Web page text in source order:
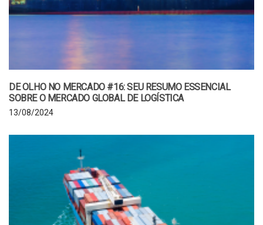
DE OLHO NO MERCADO #16: SEU RESUMO ESSENCIAL
SOBRE O MERCADO GLOBAL DE LOGÍSTICA
13/08/2024